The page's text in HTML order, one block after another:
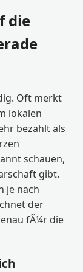
die
Oft merkt
lokalen
bezahlt als
schauen,
gibt.
je nach
der
fÃ¼r die